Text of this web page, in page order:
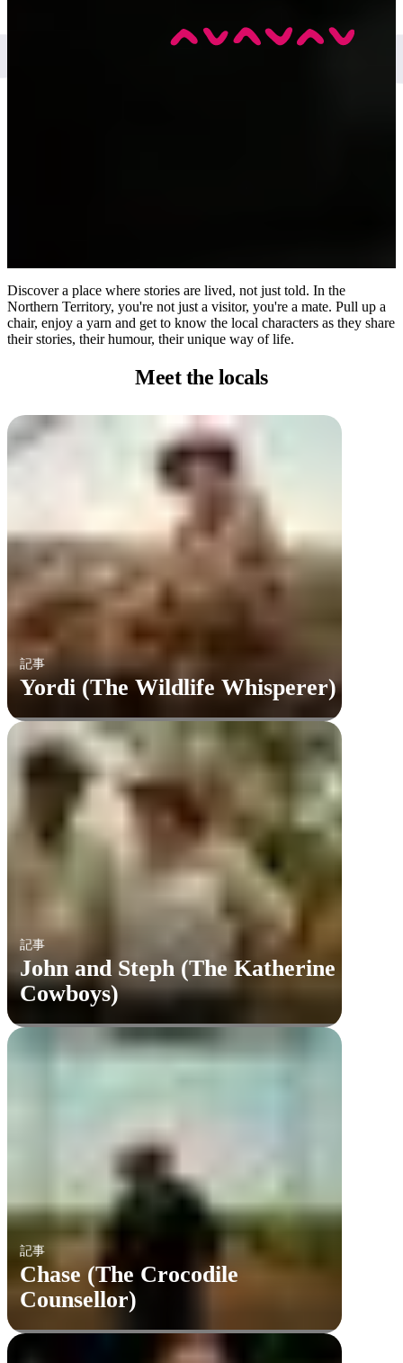
Discover a place where stories are lived, not just told. In the
Northern Territory, you're not just a visitor, you're a mate. Pull up a
chair, enjoy a yarn and get to know the local characters as they share
their stories, their humour, their unique way of life.
Meetthe locals
記事
Yordi (The Wildlife Whisperer)
記事
John and Steph (The Katherine
Cowboys)
記事
Chase (The Crocodile
Counsellor)